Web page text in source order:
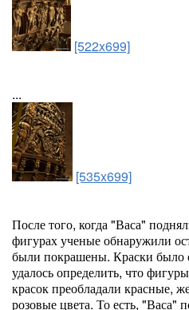
[522x699]
...
[535x699]
После того, когда "Васа"
фигурах ученые обнаружили
были покрашены. Краски было
удалось определить, что
красок преобладали красные,
розовые цвета. То есть, "Васа"